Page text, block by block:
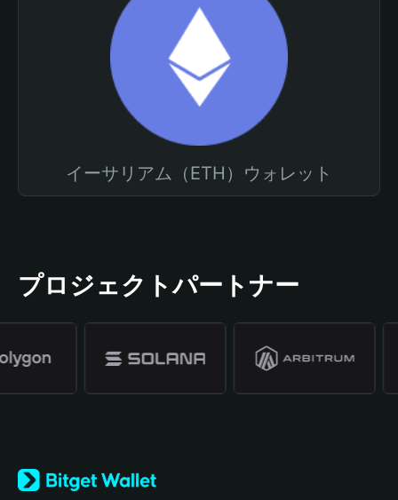
イーサリアム（ETH）ウォレット
プロジェクトパートナー